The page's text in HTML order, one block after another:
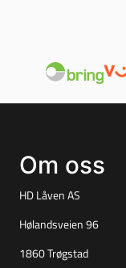
Om oss
HD Låven AS
Hølandsveien 96
1860 Trøgstad